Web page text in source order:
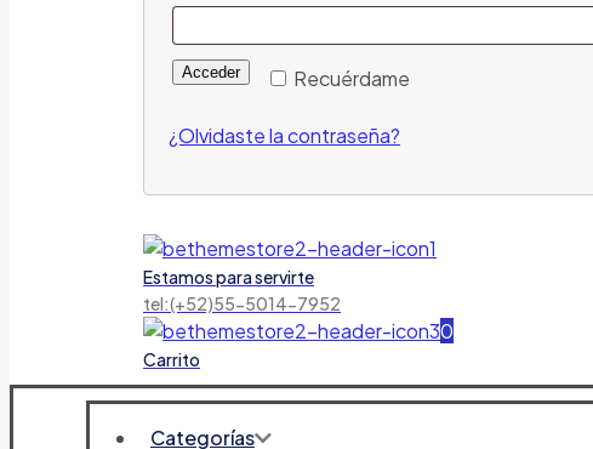
Recuérdame
Acceder
¿Olvidaste la contraseña?
Estamos para servirte
tel:(+52)55-5014-7952
0
Carrito
Categorías